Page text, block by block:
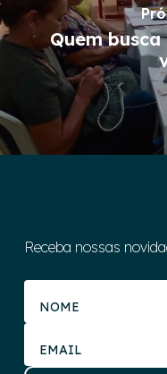
Quem
Receba nossas